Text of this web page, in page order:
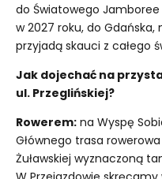
do Światowego
w 2027 roku, do Gdańska,
przyjadą skauci z całego
Jak dojechać na
ul. Przeglińskiej?
Rowerem: na Wyspę
Głównego trasa
Żuławskiej wyznaczoną